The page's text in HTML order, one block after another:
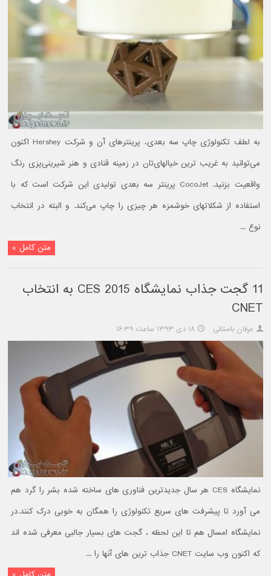
به لطف تکنولوژی چاپ سه بعدی، پرینترهای آن و شرکت Hershey اکنون
می‌توانید به غریب ترین خیالهای‌تان در زمینه قنادی و هنر شیرینی‌پزی رنگ
واقعیت بزنید. CocoJet پرینتر سه بعدی تولیدی این شرکت است که با
استفاده از شکلاتهای خوشمزه هر چیزی را چاپ می‌کند. و البته در انتخاب
نوع ...
متن کامل »
11 گجت جذاب نمایشگاه CES 2015 به انتخاب
CNET
عرفان باستانی ۱۸ دی ۱۳۹۳ ساعت ۱۶:۳۹
نمایشگاه CES هر سال جدیدترین فناوری های ساخته شده بشر را گرد هم
می آورد تا پیشرفت های سریع تکنولوژی را همگان به خوبی درک کنند.در
نمایشگاه امسال هم تا این لحظه ، گجت های بسیار جالبی معرفی شده اند
که اکنون وب سایت CNET جذاب ترین های آنها را ...